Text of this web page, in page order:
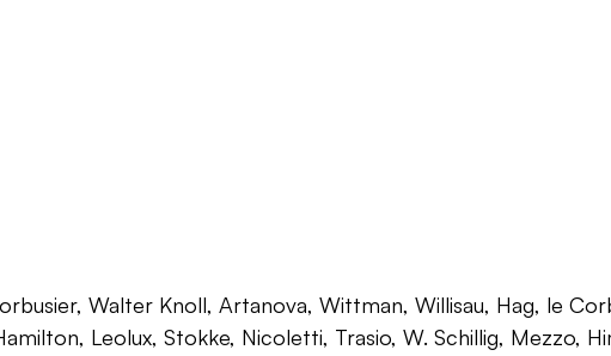
Walter Knoll, Artanova, Wittman, Willisau, Hag, le
Leolux, Stokke, Nicoletti, Trasio, W. Schillig, Mezzo,